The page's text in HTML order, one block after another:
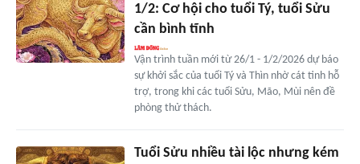
1/2: Cơ hội cho tuổi Tý, tuổi Sửu
cần bình tĩnh
Vận trình tuần mới từ 26/1 - 1/2/2026 dự báo
sự khởi sắc của tuổi Tý và Thìn nhờ cát tinh hỗ
trợ, trong khi các tuổi Sửu, Mão, Mùi nên đề
phòng thử thách.
Tuổi Sửu nhiều tài lộc nhưng kém